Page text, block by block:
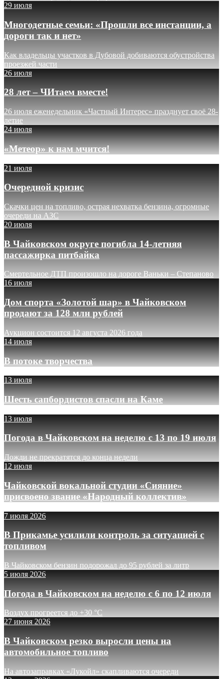
29 июля
Многодетные семьи: «Прошли все инстанции, а
дороги так и нет»
Как владельцы участков в Дубовой добиваются обустройства
проезжей части
26 июля
28 лет – ЧИтаем вместе!
26 июля еженедельник «Частный Интерес» празднует своё 28-
летие
24 июля
«Метеор» к нам мчится!
21 июля
Очередной кризис
Скачки цен на топливо, острая нехватка бензина, огромные
очереди на АЗС
20 июля
В Чайковском округе погибла 14-летняя
пассажирка питбайка
Смертельное ДТП произошло на дороге Ваньки – Степаново
16 июля
Дом спорта «Золотой шар» в Чайковском
продают за 128 млн рублей
Аукцион состоится 12 августа 2026 года
14 июля
В потоке творчества
13 июля
Шесть сапбордистов спасли на Каме
13 июля
Погода в Чайковском на неделю с 13 по 19 июля
Дожди не прекратятся до конца недели
12 июля
Чайковской вокальной студии «Сияние»
присвоено звание «Народный коллектив»
7 июля 2026
В Прикамье усилили контроль за ситуацией с
топливом
В Чайковском бензин подорожал до 95 рублей за литр
5 июля 2026
Погода в Чайковском на неделю с 6 по 12 июля
Воздух прогреется до +30 °C
27 июня 2026
В Чайковском резко выросли цены на
автомобильное топливо
На автозаправках «Лукойл» скапливаются очереди